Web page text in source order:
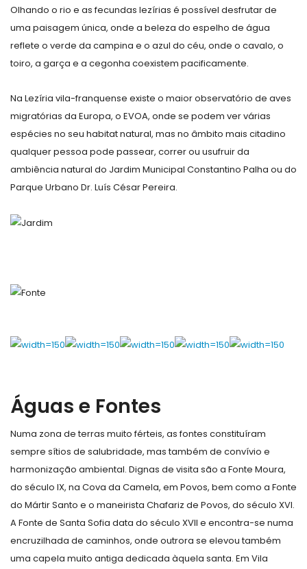
Olhando o rio e as fecundas lezírias é possível desfrutar de
uma paisagem única, onde a beleza do espelho de água
reflete o verde da campina e o azul do céu, onde o cavalo, o
toiro, a garça e a cegonha coexistem pacificamente.
Na Lezíria vila-franquense existe o maior observatório de aves
migratórias da Europa, o EVOA, onde se podem ver várias
espécies no seu habitat natural, mas no âmbito mais citadino
qualquer pessoa pode passear, correr ou usufruir da
ambiência natural do Jardim Municipal Constantino Palha ou do
Parque Urbano Dr. Luís César Pereira.
Águas e Fontes
Numa zona de terras muito férteis, as fontes constituíram
sempre sítios de salubridade, mas também de convívio e
harmonização ambiental. Dignas de visita são a Fonte Moura,
do século IX, na Cova da Camela, em Povos, bem como a Fonte
do Mártir Santo e o maneirista Chafariz de Povos, do século XVI.
A Fonte de Santa Sofia data do século XVII e encontra-se numa
encruzilhada de caminhos, onde outrora se elevou também
uma capela muito antiga dedicada àquela santa. Em Vila